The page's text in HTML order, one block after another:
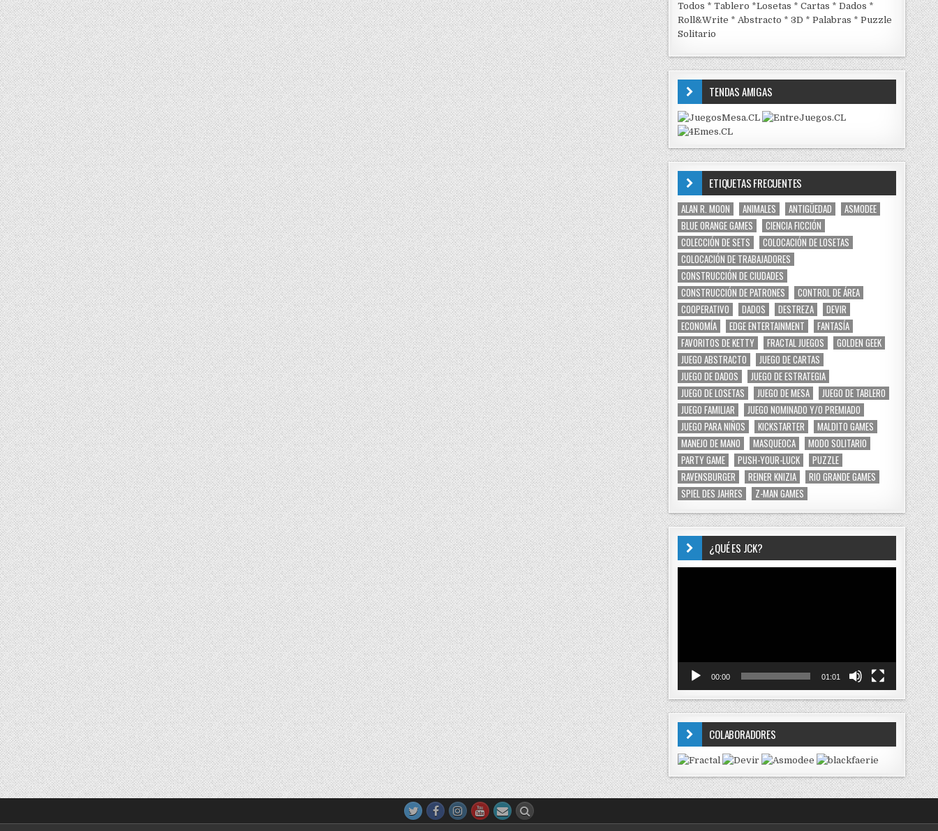
Todos *Tablero *Losetas *Cartas *Dados *
Roll&Write *Abstracto *3D *Palabras *Puzzle
Solitario
TENDAS AMIGAS
ETIQUETAS FRECUENTES
ALAN R. MOON ANIMALES ANTIGÜEDAD
ASMODEE
BLUE ORANGE GAMES
CIENCIA FICCIÓN
COLECCIÓN DE SETS
COLOCACIÓN DE LOSETAS
COLOCACIÓN DE TRABAJADORES
CONSTRUCCIÓN DE CIUDADES
CONSTRUCCIÓN DE PATRONES
CONTROL DE ÁREA
COOPERATIVO
DADOS DESTREZA
DEVIR
ECONOMÍA
EDGE ENTERTAINMENT
FANTASÍA
FAVORITOS DE KETTY
FRACTAL JUEGOS
GOLDEN GEEK
JUEGO ABSTRACTO
JUEGO DE CARTAS
JUEGO DE DADOS
JUEGO DE ESTRATEGIA
JUEGO DE LOSETAS
JUEGO DE MESA
JUEGO DE TABLERO
JUEGO FAMILIAR
JUEGO NOMINADO Y/O PREMIADO
JUEGO PARA NIÑOS
KICKSTARTER
MALDITO GAMES
MANEJO DE MANO
MASQUEOCA
MODO SOLITARIO
PARTY GAME
PUSH-YOUR-LUCK
PUZZLE
RAVENSBURGER
REINER KNIZIA
RIO GRANDE GAMES
SPIEL DES JAHRES
Z-MAN GAMES
¿QUÉ ES JCK?
00:00 01:01
COLABORADORES